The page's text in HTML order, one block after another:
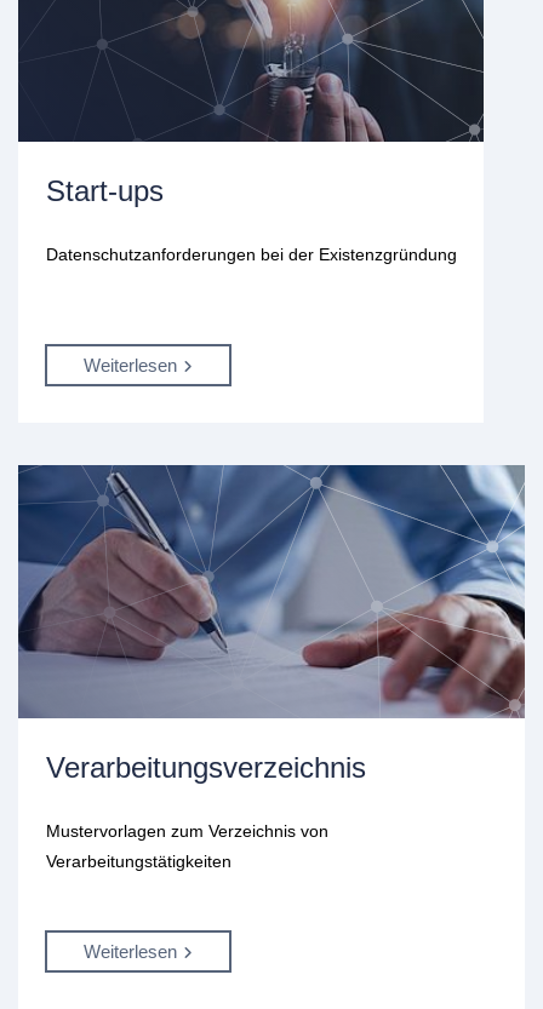
Start-ups
Datenschutzanforderungen bei der Existenzgründung
Weiterlesen
Verarbeitungsverzeichnis
Mustervorlagen zum Verzeichnis von
Verarbeitungstätigkeiten
Weiterlesen